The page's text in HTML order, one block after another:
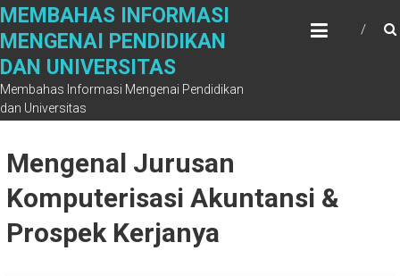
Skip
content
MEMBAHAS INFORMASI
MENGENAI PENDIDIKAN
DAN UNIVERSITAS
Membahas Informasi Mengenai Pendidikan
dan Universitas
Mengenal Jurusan
Komputerisasi Akuntansi &
Prospek Kerjanya